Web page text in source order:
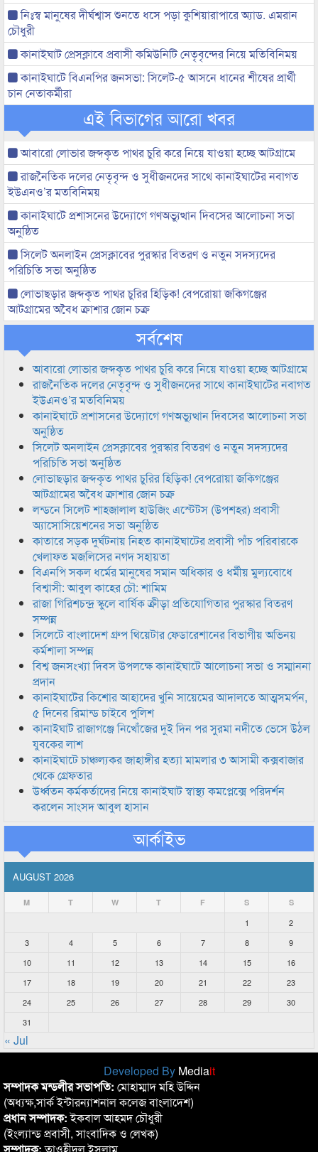
নিঃস্ব মানুষের দীর্ঘশ্বাস শুনতে ধসে পড়া কুশিয়ারাপারে অ্যাড. এমরান
চৌধুরী
কানাইঘাট প্রেসক্লাবে প্রবাসী কমিউনিটি নেতৃবৃন্দের নিয়ে মতিবিনিময়
কানাইঘাটে বিএনপির জনসভা: সিলেট-৫ আসনে ধানের শীষের প্রার্থী
চান নেতাকর্মীরা
এই বিভাগের আরো খবর
আবারো লোভার জব্দকৃত পাথর চুরি করে নিয়ে যাওয়া হচ্ছে আটগ্রামে
রাজনৈতিক দলের নেতৃবৃন্দ ও সুধীজনদের সাথে কানাইঘাটের নবাগত
ইউএনও’র মতবিনিময়
কানাইঘাটে প্রশাসনের উদ্যোগে গণঅভ্যুত্থান দিবসের আলোচনা সভা
অনুষ্ঠিত
সিলেট অনলাইন প্রেসক্লাবের পুরস্কার বিতরণ ও নতুন সদস্যদের
পরিচিতি সভা অনুষ্ঠিত
লোভাছড়ার জব্দকৃত পাথর চুরির হিড়িক! বেপরোয়া জকিগঞ্জের
আটগ্রামের অবৈধ ক্রাশার জোন চক্র
সর্বশেষ
আবারো লোভার জব্দকৃত পাথর চুরি করে নিয়ে যাওয়া হচ্ছে আটগ্রামে
রাজনৈতিক দলের নেতৃবৃন্দ ও সুধীজনদের সাথে কানাইঘাটের নবাগত
ইউএনও’র মতবিনিময়
কানাইঘাটে প্রশাসনের উদ্যোগে গণঅভ্যুত্থান দিবসের আলোচনা সভা
অনুষ্ঠিত
সিলেট অনলাইন প্রেসক্লাবের পুরস্কার বিতরণ ও নতুন সদস্যদের
পরিচিতি সভা অনুষ্ঠিত
লোভাছড়ার জব্দকৃত পাথর চুরির হিড়িক! বেপরোয়া জকিগঞ্জের
আটগ্রামের অবৈধ ক্রাশার জোন চক্র
লন্ডনে সিলেট শাহজালাল হাউজিং এস্টেটস (উপশহর) প্রবাসী
অ্যাসোসিয়েশনের সভা অনুষ্ঠিত
কাতারে সড়ক দুর্ঘটনায় নিহত কানাইঘাটের প্রবাসী পাঁচ পরিবারকে
খেলাফত মজলিসের নগদ সহায়তা
বিএনপি সকল ধর্মের মানুষের সমান অধিকার ও ধর্মীয় মুল্যবোধে
বিশ্বাসী: আবুল কাহের চৌ: শামিম
রাজা গিরিশচন্দ্র স্কুলে বার্ষিক ক্রীড়া প্রতিযোগিতার পুরস্কার বিতরণ
সম্পন্ন
সিলেটে বাংলাদেশ গ্রুপ থিয়েটার ফেডারেশানের বিভাগীয় অভিনয়
কর্মশালা সম্পন্ন
বিশ্ব জনসংখ্যা দিবস উপলক্ষে কানাইঘাটে আলোচনা সভা ও সম্মাননা
প্রদান
কানাইঘাটের কিশোর আহাদের খুনি সায়েমের আদালতে আত্মসমর্পন,
৫ দিনের রিমান্ড চাইবে পুলিশ
কানাইঘাট রাজাগঞ্জে নিখোঁজের দুই দিন পর সুরমা নদীতে ভেসে উঠল
যুবকের লাশ
কানাইঘাটে চাঞ্চল্যকর জাহাঙ্গীর হত্যা মামলার ৩ আসামী কক্সবাজার
থেকে গ্রেফতার
উর্ধ্বতন কর্মকর্তাদের নিয়ে কানাইঘাট স্বাস্থ্য কমপ্লেক্সে পরিদর্শন
করলেন সাংসদ আবুল হাসান
আর্কাইভ
AUGUST 2026
M T W T F S S
1
2
3
4 5 6 7 8
9
10
11 12 13 14 15
16
17
18 19 20 21 22
23
24
25 26 27 28 29
30
31
« Jul
Developed By Mediait
সম্পাদক মন্ডলীর সভাপতি: মোহাম্মাদ মহি উদ্দিন
(অধ্যক্ষ,সার্ক ইন্টারন্যাশনাল কলেজ বাংলাদেশ)
প্রধান সম্পাদক:ইকবাল আহমদ চৌধুরী
(ইংল্যান্ড প্রবাসী, সাংবাদিক ও লেখক)